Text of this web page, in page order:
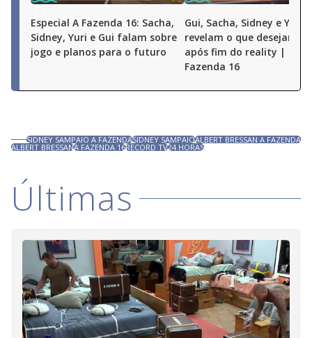
Especial A Fazenda 16: Sacha,
Sidney, Yuri e Gui falam sobre
jogo e planos para o futuro
Gui, Sacha, Sidney e Yuri
revelam o que desejam
após fim do reality |
Fazenda 16
SIDNEY SAMPAIO A FAZENDASIDNEY SAMPAIOALBERT BRESSAN A FAZENDA
ALBERT BRESSANA FAZENDA 16RECORD TV24 HORAS
Últimas